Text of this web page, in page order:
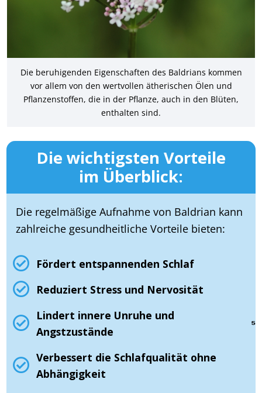
Die beruhigenden Eigenschaften des Baldrians kommen
vor allem von den wertvollen ätherischen Ölen und
Pflanzenstoffen, die in der Pflanze, auch in den Blüten,
enthalten sind.
Die wichtigsten Vorteile
im Überblick:
Die regelmäßige Aufnahme von Baldrian kann
zahlreiche gesundheitliche Vorteile bieten:
Fördert entspannenden Schlaf
Reduziert Stress und Nervosität
Lindert innere Unruhe und
Angstzustände
⁵
Verbessert die Schlafqualität ohne
Abhängigkeit